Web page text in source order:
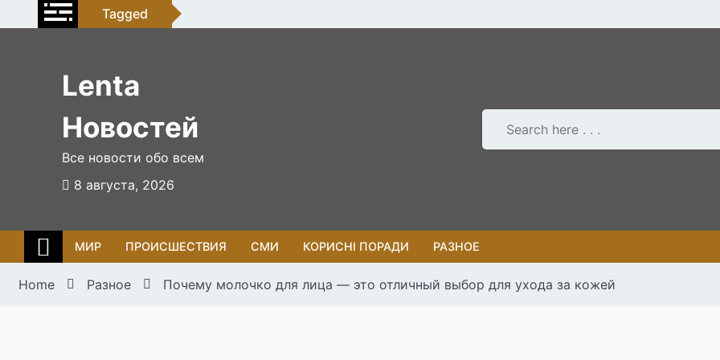
to
Tagged
Lenta
Новостей
Все новости обо всем
8 августа, 2026
МИР ПРОИСШЕСТВИЯ СМИ КОРИСНІ ПОРАДИ РАЗНОЕ
Home Разное Почему молочко для лица — это отличный выбор для ухода за кожей